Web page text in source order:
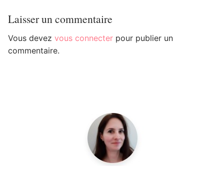
Laisser un commentaire
Vous devez vous connecter pour publier un
commentaire.